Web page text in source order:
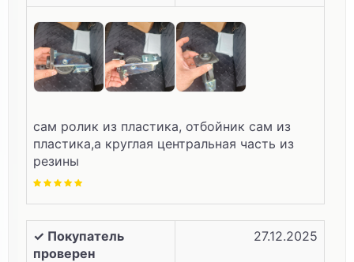
сам ролик из пластика, отбойник сам из
пластика,а круглая центральная часть из
резины
✓ Покупатель
проверен
27.12.2025